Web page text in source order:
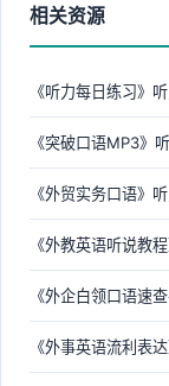
相关资源
《听力每日练习》
《突破口语MP3》
《外贸实务口语》
《外教英语听说教
《外企白领口语速
《外事英语流利表